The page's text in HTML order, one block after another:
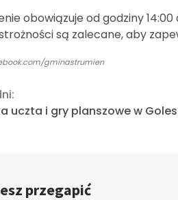
obowiązuje od godziny
są zalecane, aby
gminastrumien
uczta i gry planszowe w
przegapić